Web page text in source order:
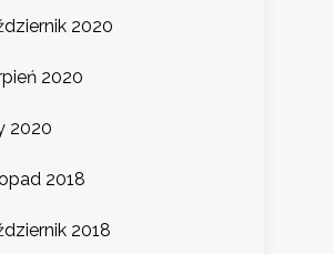
2020
2020
2020
2018
2018